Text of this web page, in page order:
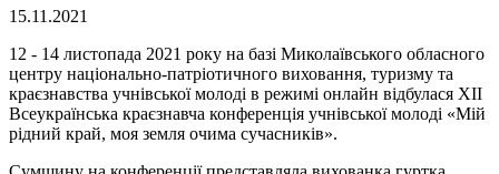
15.11.2021
12 - 14 листопада 2021 року на базі Миколаївського обласного
центру національно-патріотичного виховання, туризму та
краєзнавства учнівської молоді в режимі онлайн відбулася ХІІ
Всеукраїнська краєзнавча конференція учнівської молоді «Мій
рідний край, моя земля очима сучасників».